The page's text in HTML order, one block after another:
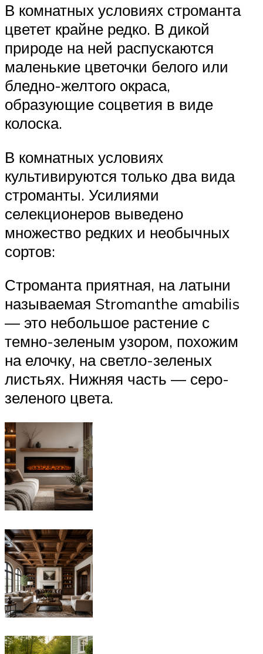
В комнатных условиях строманта
цветет крайне редко. В дикой
природе на ней распускаются
маленькие цветочки белого или
бледно-желтого окраса,
образующие соцветия в виде
колоска.
В комнатных условиях
культивируются только два вида
строманты. Усилиями
селекционеров выведено
множество редких и необычных
сортов:
Строманта приятная, на латыни
называемая Stromanthe amabilis
— это небольшое растение с
темно-зеленым узором, похожим
на елочку, на светло-зеленых
листьях. Нижняя часть — серо-
зеленого цвета.